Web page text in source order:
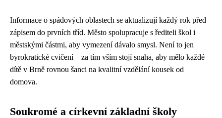
Informace o spádových oblastech se aktualizují každý rok před
zápisem do prvních tříd. Město spolupracuje s řediteli škol i
městskými částmi, aby vymezení dávalo smysl. Není to jen
byrokratické cvičení – za tím vším stojí snaha, aby mělo každé
dítě v Brně rovnou šanci na kvalitní vzdělání kousek od
domova.
Soukromé a církevní základní školy